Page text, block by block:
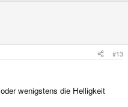
#13
wenigstens die Helligkeit